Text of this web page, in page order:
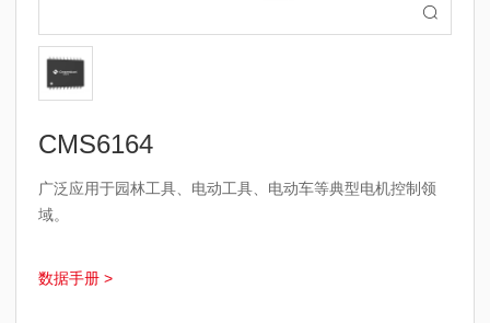
CMS6164
广泛应用于园林工具、电动工具、电动车等典型电机控制领
域。
数据手册 >
